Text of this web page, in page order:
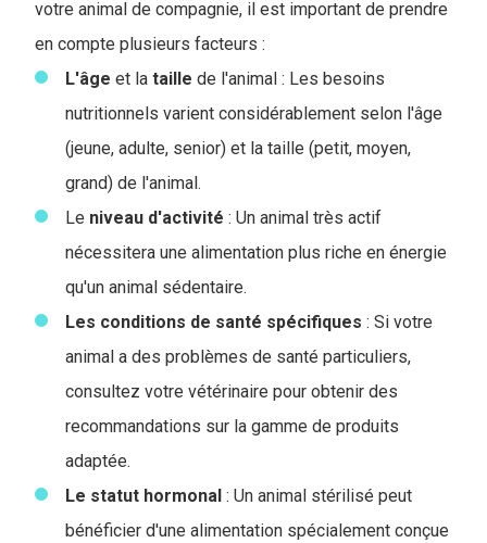
votre animal de compagnie, il est important de prendre
en compte plusieurs facteurs :
L'âge et la taille de l'animal : Les besoins
nutritionnels varient considérablement selon l'âge
(jeune, adulte, senior) et la taille (petit, moyen,
grand) de l'animal.
Le niveau d'activité : Un animal très actif
nécessitera une alimentation plus riche en énergie
qu'un animal sédentaire.
Les conditions de santé spécifiques : Si votre
animal a des problèmes de santé particuliers,
consultez votre vétérinaire pour obtenir des
recommandations sur la gamme de produits
adaptée.
Le statut hormonal : Un animal stérilisé peut
bénéficier d'une alimentation spécialement conçue